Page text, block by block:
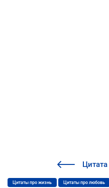
Цитата
Цитаты про жизнь Цитаты про любовь